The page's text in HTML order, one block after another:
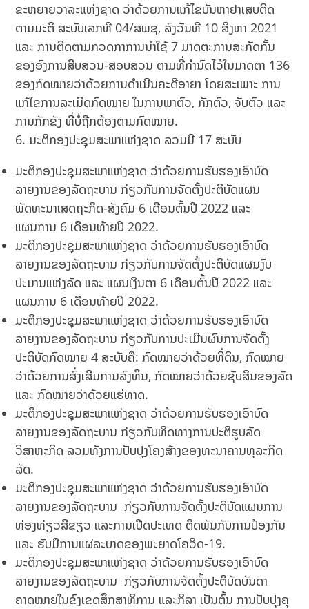
ຂະຫຍາຍວາລະແຫ່ງຊາດ ວ່າດ້ວຍການແກ້ໄຂບັນຫາຢາເສບຕິດ
ຕາມມະຕິ ສະບັບເລກທີ 04/ສພຊ, ລົງວັນທີ 10 ສິງຫາ 2021
ແລະ ການຕິດຕາມກວດກາການນໍາໃຊ້ 7 ມາດຕະການສະກັດກັ້ນ
ຂອງອົງການສືບສວນ-ສອບສວນ ຕາມທີ່ກໍານົດໄວ້ໃນມາດຕາ 136
ຂອງກົດໝາຍວ່າດ້ວຍການດໍາເນີນຄະດີອາຍາ ໂດຍສະເພາະ ການ
ແກ້ໄຂການລະເມີດກົດໝາຍ ໃນການພາຕົວ, ກັກຕົວ, ຈັບຕົວ ແລະ
ການກັກຂັງ ທີ່ບໍ່ຖືກຕ້ອງຕາມກົດໝາຍ.
6. ມະຕິກອງປະຊຸມສະພາແຫ່ງຊາດ ລວມມີ 17 ສະບັບ
ມະຕິກອງປະຊຸມສະພາແຫ່ງຊາດ ວ່າດ້ວຍການຮັບຮອງເອົາບົດ
ລາຍງານຂອງລັດຖະບານ ກ່ຽວກັບການຈັດຕັ້ງປະຕິບັດແຜນ
ພັດທະນາເສດຖະກິດ-ສັງຄົມ 6 ເດືອນຕົ້ນປີ 2022 ແລະ
ແຜນການ 6 ເດືອນທ້າຍປີ 2022.
ມະຕິກອງປະຊຸມສະພາແຫ່ງຊາດ ວ່າດ້ວຍການຮັບຮອງເອົາບົດ
ລາຍງານຂອງລັດຖະບານ ກ່ຽວກັບການຈັດຕັ້ງປະຕິບັດແຜນງົບ
ປະມານແຫ່ງລັດ ແລະ ແຜນເງິນຕາ 6 ເດືອນຕົ້ນປີ 2022 ແລະ
ແຜນການ 6 ເດືອນທ້າຍປີ 2022.
ມະຕິກອງປະຊຸມສະພາແຫ່ງຊາດ ວ່າດ້ວຍການຮັບຮອງເອົາບົດ
ລາຍງານຂອງລັດຖະບານ ກ່ຽວກັບການປະເມີນຜົນການຈັດຕັ້ງ
ປະຕິບັດກົດໝາຍ 4 ສະບັບຄື: ກົດໝາຍວ່າດ້ວຍທີ່ດິນ, ກົດໝາຍ
ວ່າດ້ວຍການສົ່ງເສີມການລົງທຶນ, ກົດໝາຍວ່າດ້ວຍຊັບສິນຂອງລັດ
ແລະ ກົດໝາຍວ່າດ້ວຍແຮ່ທາດ.
ມະຕິກອງປະຊຸມສະພາແຫ່ງຊາດ ວ່າດ້ວຍການຮັບຮອງເອົາບົດ
ລາຍງານຂອງລັດຖະບານ ກ່ຽວກັບທິດທາງການປະຕິຮູບລັດ
ວິສາຫະກິດ ລວມທັງການປັບປຸງໂຄງສ້າງຂອງທະນາຄານທຸລະກິດ
ລັດ.
ມະຕິກອງປະຊຸມສະພາແຫ່ງຊາດ ວ່າດ້ວຍການຮັບຮອງເອົາບົດ
ລາຍງານຂອງລັດຖະບານ ກ່ຽວກັບການຈັດຕັ້ງປະຕິບັດແຜນການ
ທ່ອງທ່ຽວສີຂຽວ ແລະການເປີດປະເທດ ຕິດພັນກັບການປ້ອງກັນ
ແລະ ຮັບມືການແຜ່ລະບາດຂອງພະຍາດໂຄວິດ-19.
ມະຕິກອງປະຊຸມສະພາແຫ່ງຊາດ ວ່າດ້ວຍການຮັບຮອງເອົາບົດ
ລາຍງານຂອງລັດຖະບານ ກ່ຽວກັບການຈັດຕັ້ງປະຕິບັດບັນດາ
ຄາດໝາຍໃນຂົງເຂດສຶກສາທິການ ແລະກິລາ ເປັນຕົ້ນ ການປັບປຸງຄຸ